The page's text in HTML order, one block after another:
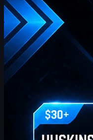
Siempre que tu pedido
puedes usar los códigos
cambiarlos por tus skins
abril 20, 2026